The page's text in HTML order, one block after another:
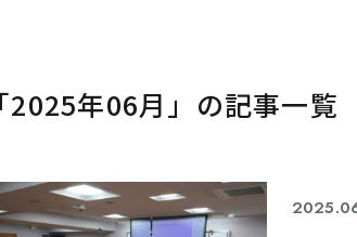
｢2025年06月」の記事一覧